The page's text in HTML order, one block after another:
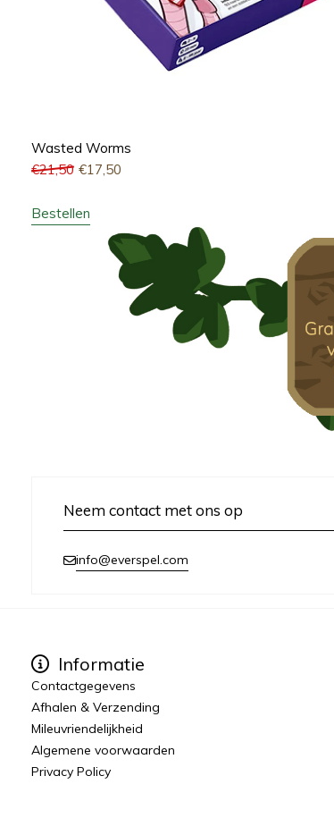
Wasted Worms
€21,50 €17,50
Bestellen
Neem contact met ons op
info@everspel.com
Informatie
Contactgegevens
Afhalen & Verzending
Mileuvriendelijkheid
Algemene voorwaarden
Privacy Policy